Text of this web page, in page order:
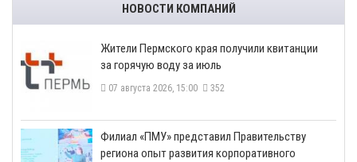
НОВОСТИ КОМПАНИЙ
​Жители Пермского края получили квитанции
за горячую воду за июль
07 августа 2026, 15:00 352
​Филиал «ПМУ» представил Правительству
региона опыт развития корпоративного